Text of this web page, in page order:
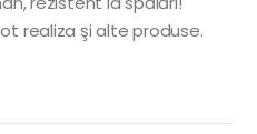
realiza şi alte produse.